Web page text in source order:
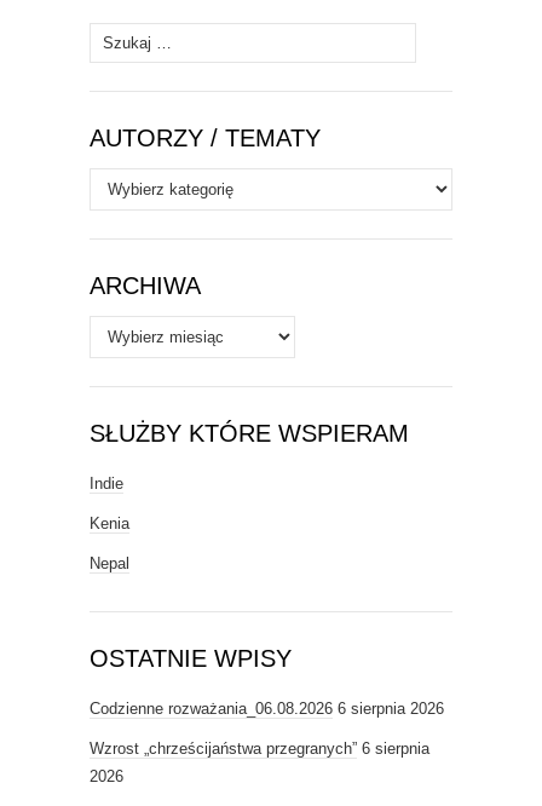
Szukaj:
AUTORZY / TEMATY
Autorzy
/
Tematy
ARCHIWA
Archiwa
SŁUŻBY KTÓRE WSPIERAM
Indie
Kenia
Nepal
OSTATNIE WPISY
Codzienne rozważania_06.08.2026 6 sierpnia 2026
Wzrost „chrześcijaństwa przegranych” 6 sierpnia
2026